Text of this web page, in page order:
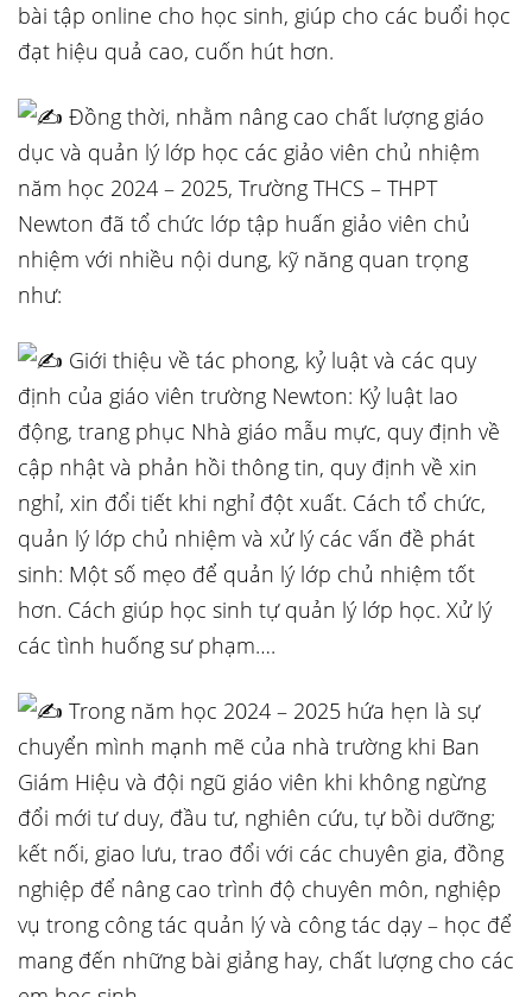
bài tập online cho học sinh, giúp cho các buổi học
đạt hiệu quả cao, cuốn hút hơn.
Đồng thời, nhằm nâng cao chất lượng giáo
dục và quản lý lớp học các giảo viên chủ nhiệm
năm học 2024 – 2025, Trường THCS – THPT
Newton đã tổ chức lớp tập huấn giảo viên chủ
nhiệm với nhiều nội dung, kỹ năng quan trọng
như:
Giới thiệu về tác phong, kỷ luật và các quy
định của giáo viên trường Newton: Kỷ luật lao
động, trang phục Nhà giáo mẫu mực, quy định về
cập nhật và phản hồi thông tin, quy định về xin
nghỉ, xin đổi tiết khi nghỉ đột xuất. Cách tổ chức,
quản lý lớp chủ nhiệm và xử lý các vấn đề phát
sinh: Một số mẹo để quản lý lớp chủ nhiệm tốt
hơn. Cách giúp học sinh tự quản lý lớp học. Xử lý
các tình huống sư phạm….
Trong năm học 2024 – 2025 hứa hẹn là sự
chuyển mình mạnh mẽ của nhà trường khi Ban
Giám Hiệu và đội ngũ giáo viên khi không ngừng
đổi mới tư duy, đầu tư, nghiên cứu, tự bồi dưỡng;
kết nối, giao lưu, trao đổi với các chuyên gia, đồng
nghiệp để nâng cao trình độ chuyên môn, nghiệp
vụ trong công tác quản lý và công tác dạy – học để
mang đến những bài giảng hay, chất lượng cho các